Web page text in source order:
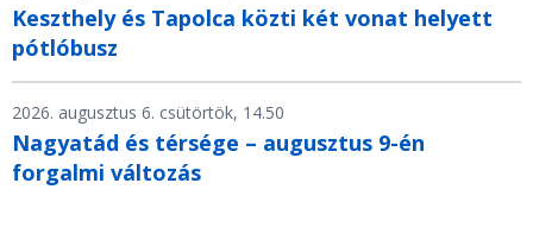
Keszthely és Tapolca közti két vonat helyett
pótlóbusz
2026. augusztus 6. csütörtök, 14.50
Nagyatád és térsége – augusztus 9-én
forgalmi változás